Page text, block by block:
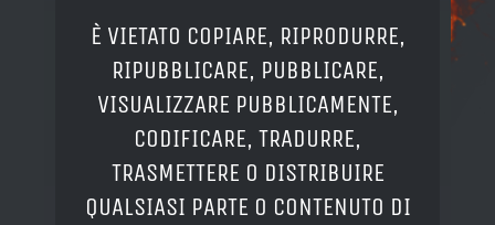
È VIETATO COPIARE, RIPRODURRE,
RIPUBBLICARE, PUBBLICARE,
VISUALIZZARE PUBBLICAMENTE,
CODIFICARE, TRADURRE,
TRASMETTERE O DISTRIBUIRE
QUALSIASI PARTE O CONTENUTO DI